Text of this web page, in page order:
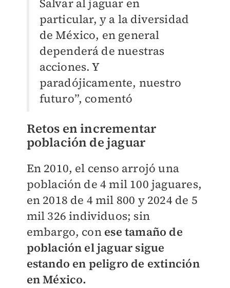
Salvar al jaguar en
particular, y a la diversidad
de México, en general
dependerá de nuestras
acciones. Y
paradójicamente, nuestro
futuro”, comentó
Retos en incrementar
población de jaguar
En 2010, el censo arrojó una
población de 4 mil 100 jaguares,
en 2018 de 4 mil 800 y 2024 de 5
mil 326 individuos; sin
embargo, con ese tamaño de
población el jaguar sigue
estando en peligro de extinción
en México.